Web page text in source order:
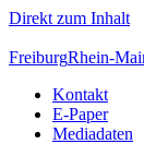
Direkt zum Inhalt
FreiburgRhein-
Kontakt
E-Paper
Mediadaten